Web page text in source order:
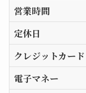
営業時間
定休日
クレジットカード
電子マネー